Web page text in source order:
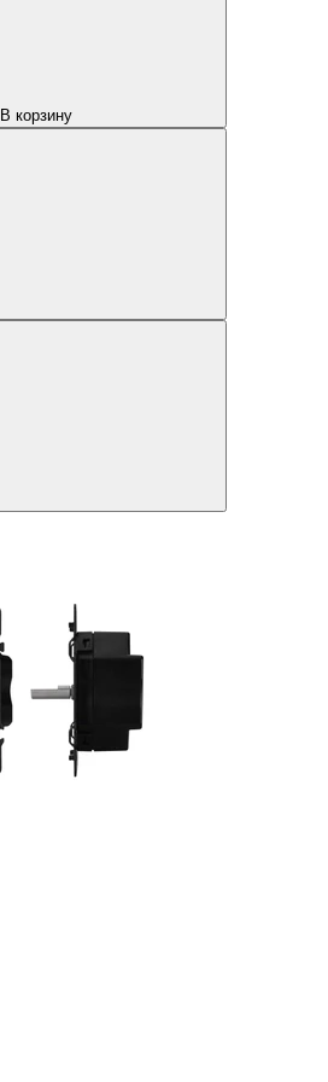
В корзину